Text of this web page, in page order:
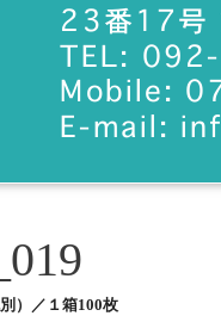
別）／１箱100枚